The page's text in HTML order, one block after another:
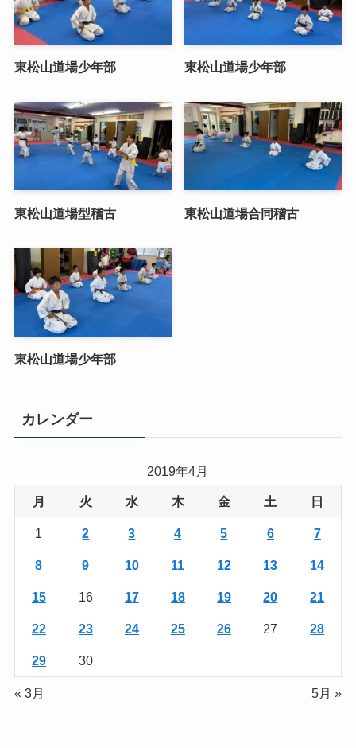
東松山道場少年部 東松山道場少年部
東松山道場型稽古 東松山道場合同稽古
東松山道場少年部
カレンダー
2019年4月
月 火 水 木 金 土 日
1 2 3 4 5 6 7
8 9 10 11 12 13 14
15 16 17 18 19 20 21
22 23 24 25 26 27 28
29 30
« 3月 5月 »